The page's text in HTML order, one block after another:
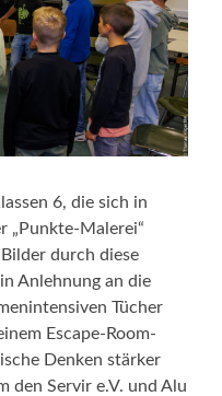
6, die sich in
„Punkte-Malerei“
durch diese
Anlehnung an die
Tücher
Escape-Room-
Denken stärker
den Servir e.V. und Alu